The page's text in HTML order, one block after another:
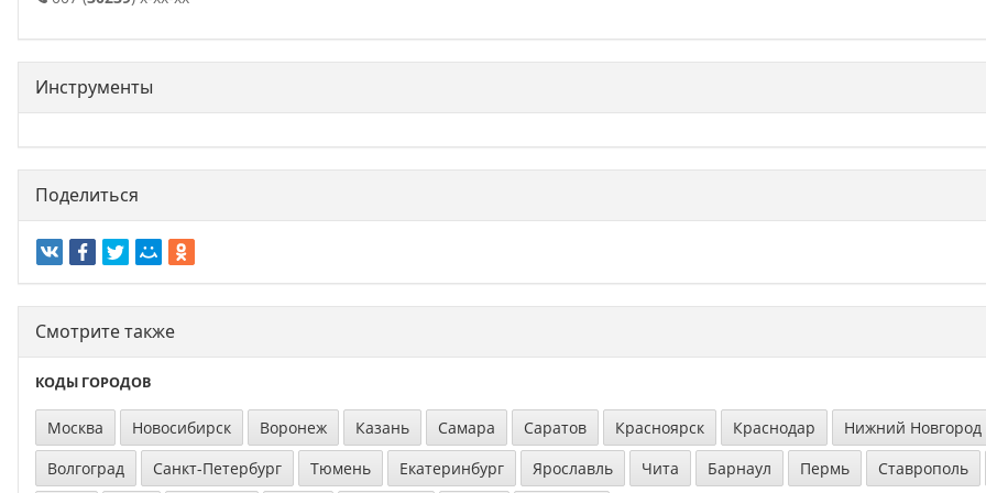
Инструменты
Поделиться
Смотрите также
КОДЫ ГОРОДОВ
Москва Новосибирск Воронеж Казань Самара Саратов Красноярск Краснодар
Нижний Новгород
Волгоград
Санкт-Петербург Тюмень Екатеринбург Ярославль Чита Барнаул Пермь Ставрополь